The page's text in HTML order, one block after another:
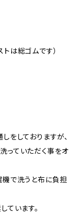
トは総ゴムです）
をしておりますが、
っていただく事をオ
で洗うと布に負担
ています。